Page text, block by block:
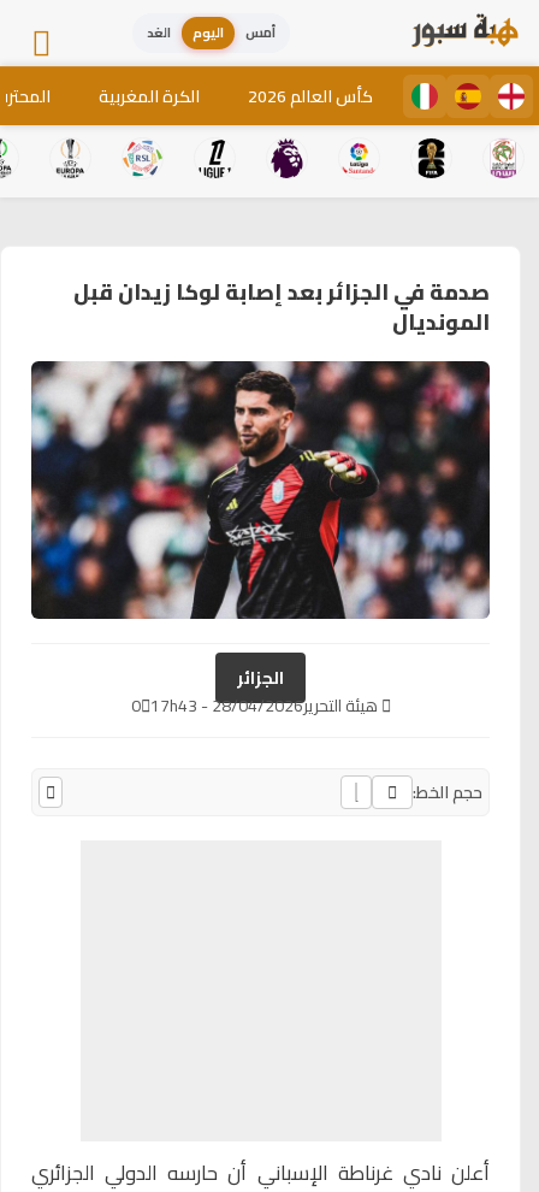
أمس اليوم الغد
كأس العالم 2026 الكرة المغربية
صدمة في الجزائر بعد إصابة لوكا زيدان قبل
المونديال
الجزائر
هيئة التحرير28/04/2026 - 17h43
0
حجم الخط:
أعلن نادي غرناطة الإسباني أن حارسه الدولي الجزائري